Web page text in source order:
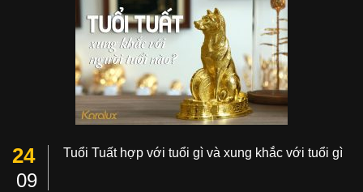
24
09
Tuổi Tuất hợp với tuổi gì và xung khắc với tuổi gì